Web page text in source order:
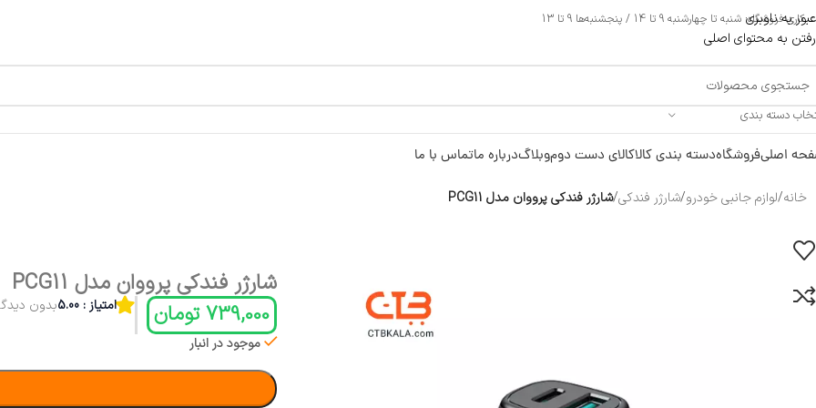
عبور به ناوبری
رفتن به محتوای اصلی
فروشگاه: شنبه تا چهارشنبه 9 تا 14 / پنجشنبه‌ها 9 تا 13
دسته بندی
اصلیفروشگاهدسته بندی کالاکالای دست دوموبلاگدرباره ماتماس با ما
خانه/لوازم جانبی خودرو/شارژر فندکی/شارژر فندکی پرووان مدل PCG11
شارژر فندکی پرووان مدل PCG11
739,000 تومان امتیاز : 5.00
بدون
موجود در انبار